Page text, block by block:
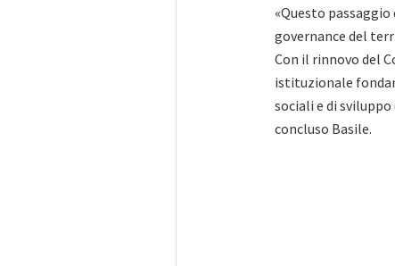
«Questo
governance del
Con il rinnovo del
istituzionale
sociali e di
concluso Basile.